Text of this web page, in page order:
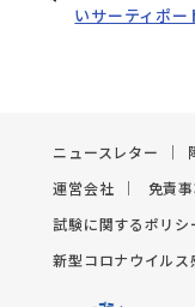
いサーティポー
ニュースレター
運営会社
免責
試験に関するポリシ
新型コロナウイル